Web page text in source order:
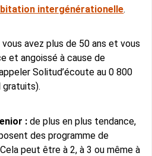
intergénérationelle.
vous avez plus de 50 ans et vous
et angoissé à cause de
Solitud’écoute au 0 800
gratuits).
:de plus en plus tendance,
des programme de
peut être à 2, à 3 ou même à